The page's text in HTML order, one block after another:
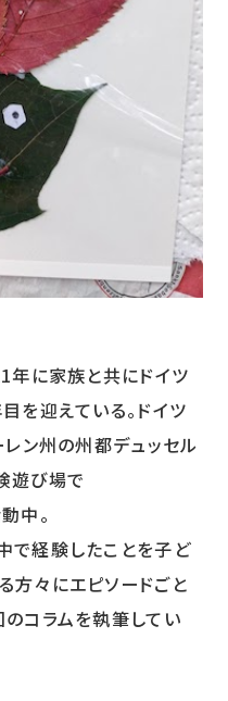
に家族と共にドイツ
を迎えている。ドイツ
レン州の州都デュッセル
遊び場で
中。
で経験したことを子ど
方々にエピソードごと
のコラムを執筆してい